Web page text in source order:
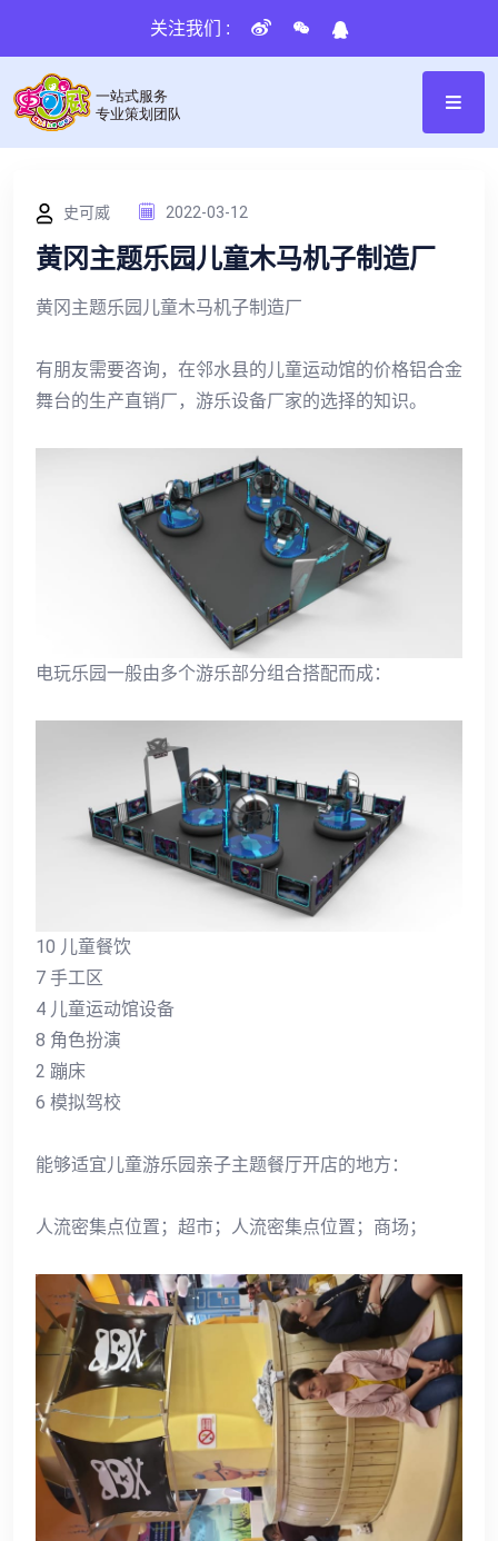
关注我们 :
史可威 2022-03-12
黄冈主题乐园儿童木马机子制造厂
黄冈主题乐园儿童木马机子制造厂
有朋友需要咨询，在邻水县的儿童运动馆的价格铝合金
舞台的生产直销厂，游乐设备厂家的选择的知识。
电玩乐园一般由多个游乐部分组合搭配而成：
10 儿童餐饮
7 手工区
4 儿童运动馆设备
8 角色扮演
2 蹦床
6 模拟驾校
能够适宜儿童游乐园亲子主题餐厅开店的地方：
人流密集点位置；超市；人流密集点位置；商场；